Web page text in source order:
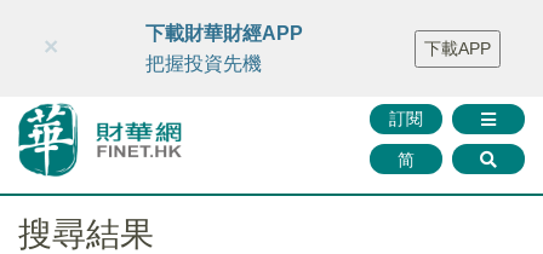
財華智庫網 FINTV FINMETA 財華證券 媒體矩陣
智庫沙龍
聯絡我們
訂閱
简
×
下載財華財經APP
把握投資先機
下載APP
搜尋結果